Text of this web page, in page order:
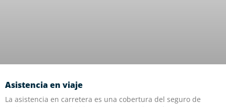
Asistencia en viaje
La asistencia en carretera es una cobertura del seguro de